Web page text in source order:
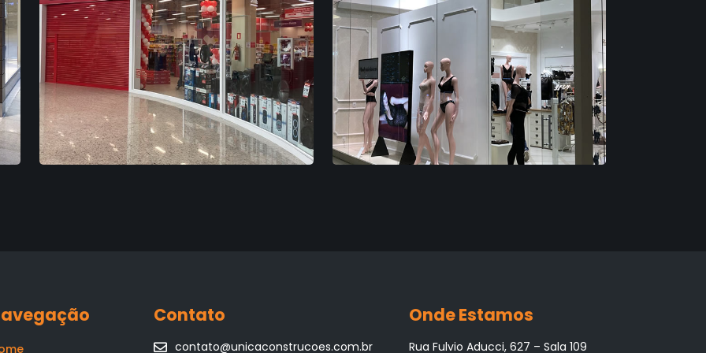
Contato
contato@unicaconstrucoes.com.br
Onde Estamos
Rua Fulvio Aducci, 627 – Sala 109